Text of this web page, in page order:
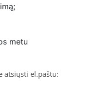
metu
atsiųsti el.paštu: